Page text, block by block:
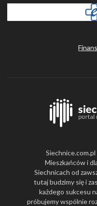
Mieszkańców i
Siechnicach od
tutaj budzimy się i
każdego sukcesu
próbujemy wspólnie